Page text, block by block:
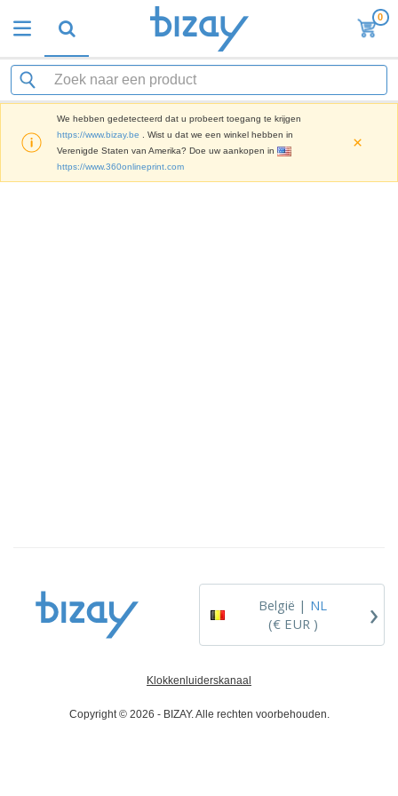
0
We hebben gedetecteerd dat u probeert toegang te krijgen
https://www.bizay.be
. Wist u dat we een winkel hebben in
Verenigde Staten van Amerika? Doe uw aankopen in
https://www.360onlineprint.com
×
België | NL
(€ EUR )
›
Klokkenluiderskanaal
Copyright © 2026 - BIZAY. Alle rechten voorbehouden.